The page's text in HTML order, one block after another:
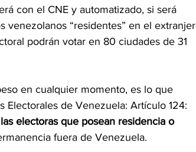
con el CNE y automatizado, si será
venezolanos “residentes” en el
podrán votar en 80 ciudades de 31
en cualquier momento, es lo que
Electorales de Venezuela: Artículo 124:
electoras que posean residencia o
fuera de Venezuela.